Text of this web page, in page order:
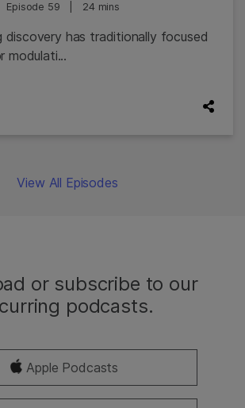
Episode 59 24 mins
discovery has traditionally focused
modulati...
View All Episodes
or subscribe to our
podcasts.
Apple Podcasts